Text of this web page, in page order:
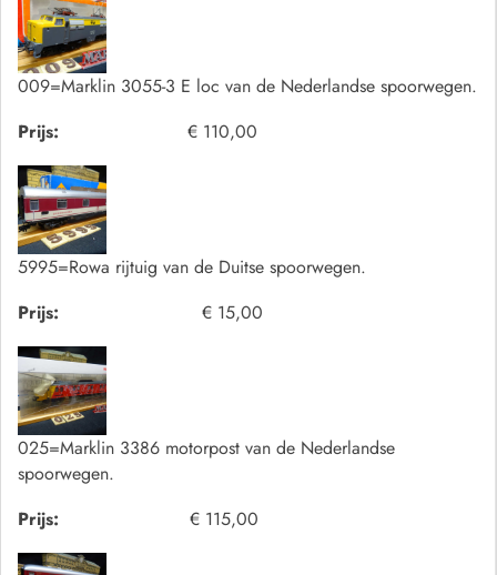
009=Marklin 3055-3 E loc van de Nederlandse spoorwegen.
Prijs:
€ 110,00
5995=Rowa rijtuig van de Duitse spoorwegen.
Prijs:
€ 15,00
025=Marklin 3386 motorpost van de Nederlandse
spoorwegen.
Prijs:
€ 115,00